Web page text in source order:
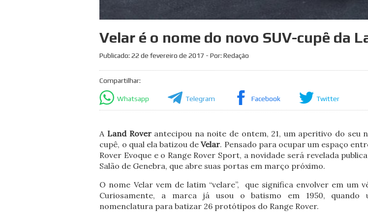
Velar é o nome do novo SUV-cupê da
Publicado:22 de fevereiro de 2017 - Por: Redação
Compartilhar:
Whatsapp Telegram Facebook Twitter
A Land Roverantecipou na noite de ontem, 21, um aperitivo do seu
cupê, o qual ela batizou deVelar. Pensado para ocupar um espaço
Rover Evoque e o Range Rover Sport, a novidade será revelada
Salão de Genebra, que abre suas portas em março próximo.
O nome Velar vem de latim “velare”, que significa envolver em um
Curiosamente, a marca já usou o batismo em 1950, quando
nomenclatura para batizar 26 protótipos do Range Rover.